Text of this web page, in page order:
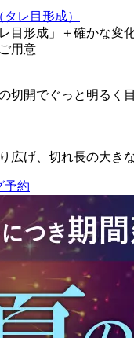
レ目形成）
目形成」＋確かな変
用意
切開でぐっと明るく
広げ、切れ長の大き
予約